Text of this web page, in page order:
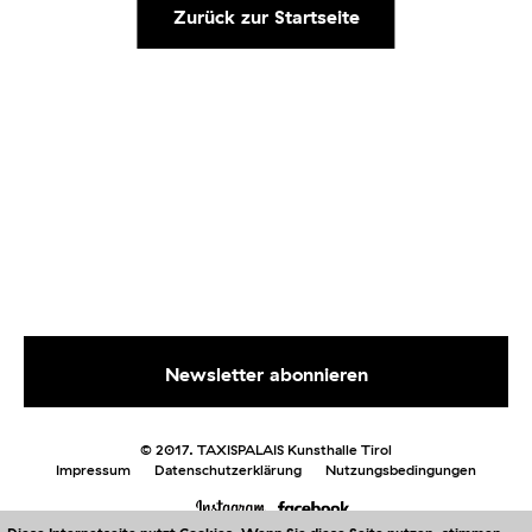
Zurück zur Startseite
© 2017. TAXISPALAIS Kunsthalle Tirol
Impressum
Datenschutzerklärung Nutzungsbedingungen